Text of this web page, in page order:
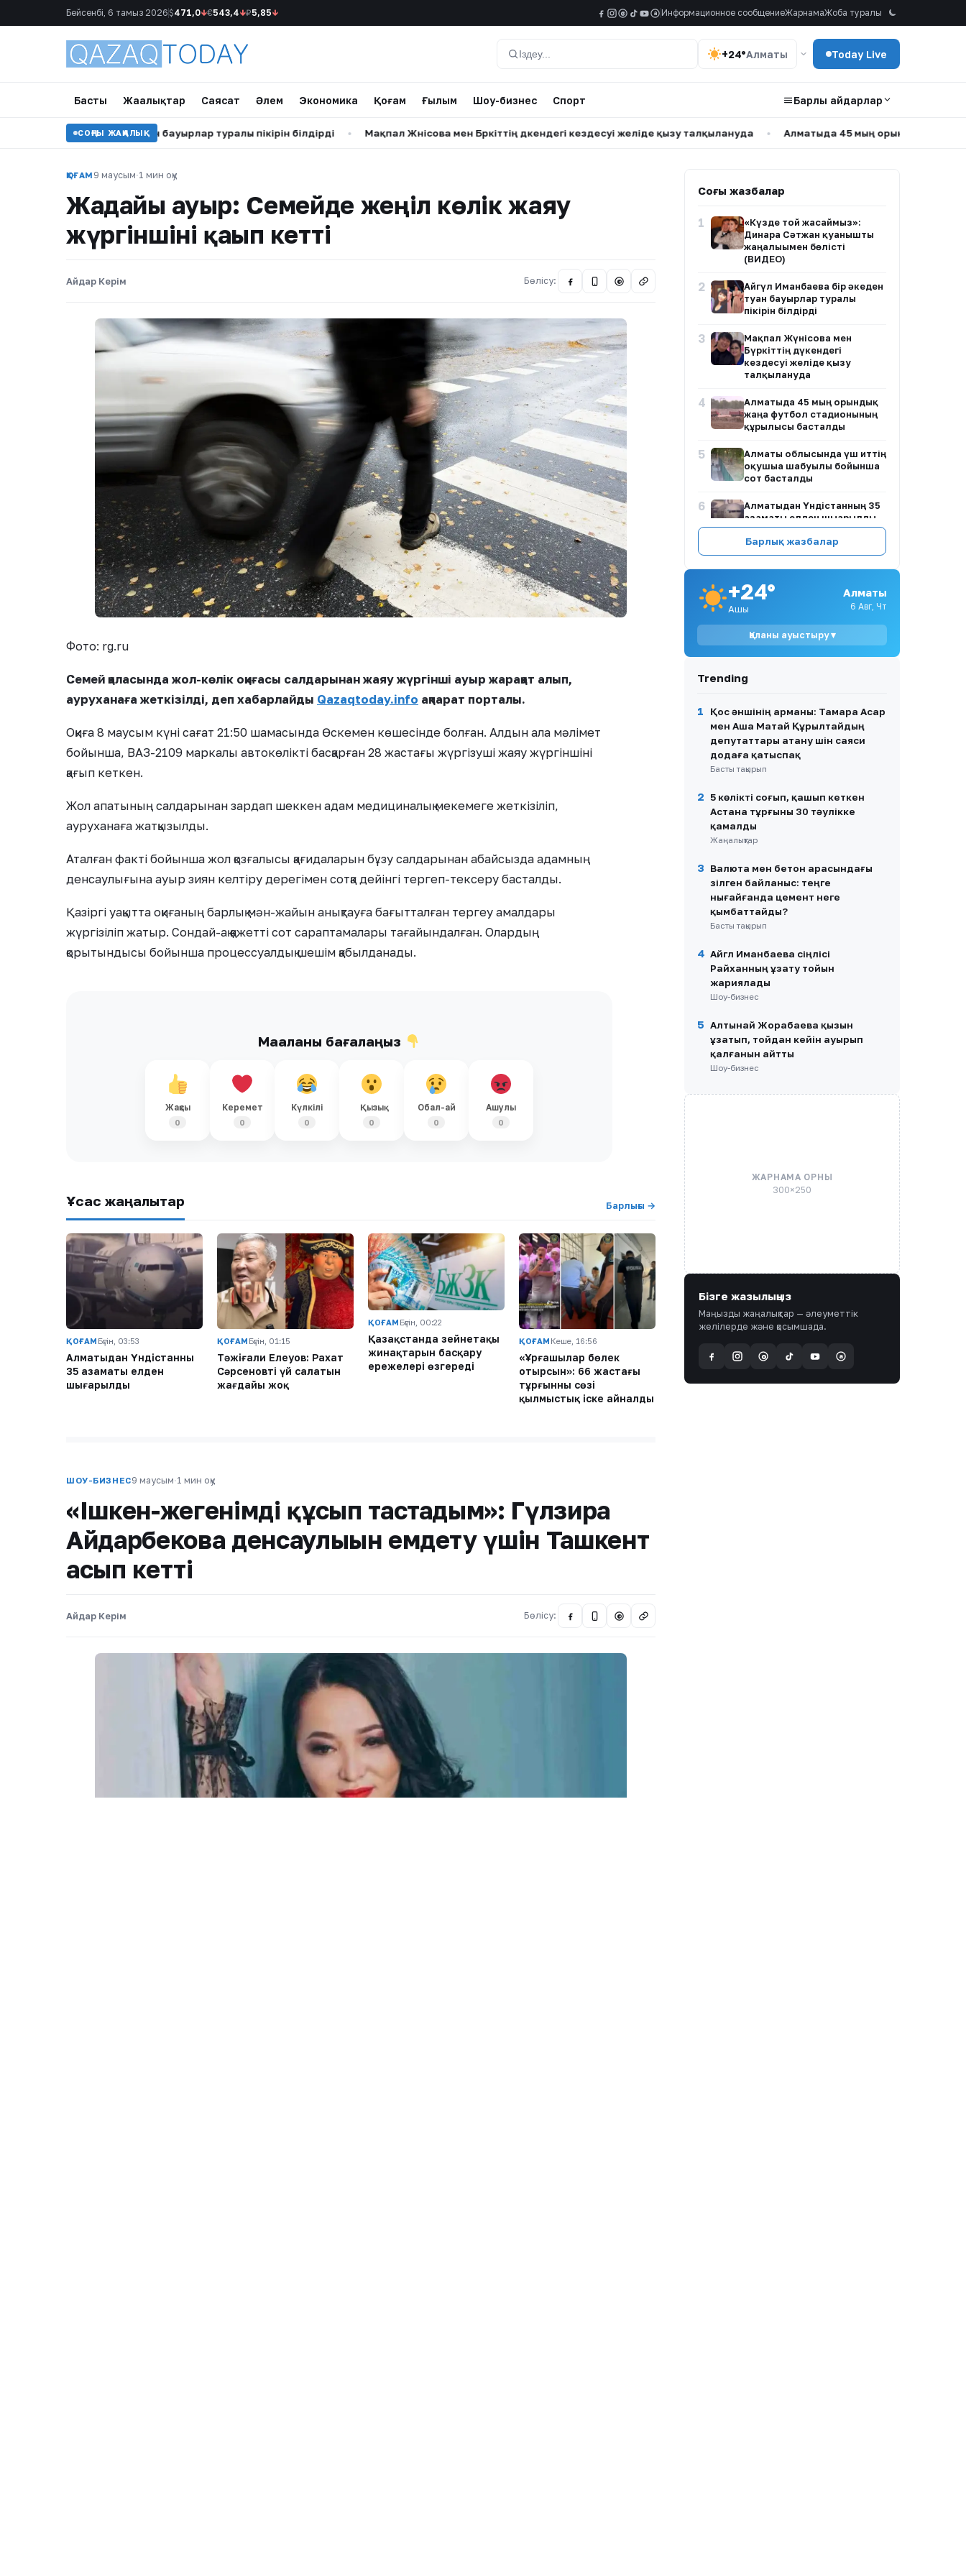
Бейсенбі, 6 тамыз 2026 $471,0↓€543,4↓₽5,85↓ @ a Информационное сообщениеЖарнамаЖоба туралы
Іздеу
+24°Алматы Today Live
Басты Жаңалықтар Саясат Әлем Экономика Қоғам Ғылым Шоу-бизнес Спорт Барлық айдарлар
СОҢҒЫ ЖАҢАЛЫҚ
бір әкеден туған бауырлар туралы пікірін білдірді • Мақпал Жүнісова мен Бүркіттің дүкендегі кездесуі желіде қызу талқылануда • Алматыда 45 мың орындық жаңа футбол
ҚОҒАМ 9 маусым·1 мин оқу
Жағдайы ауыр: Семейде жеңіл көлік жаяу
жүргіншіні қағып кетті
Айдар Керім Бөлісу: @
Фото: rg.ru
Семей қаласында жол-көлік оқиғасы салдарынан жаяу жүргінші ауыр жарақат алып,
ауруханаға жеткізілді, деп хабарлайды Qazaqtoday.info ақпарат порталы.
Оқиға 8 маусым күні сағат 21:50 шамасында Өскемен көшесінде болған. Алдын ала мәлімет
бойынша, ВАЗ-2109 маркалы автокөлікті басқарған 28 жастағы жүргізуші жаяу жүргіншіні
қағып кеткен.
Жол апатының салдарынан зардап шеккен адам медициналық мекемеге жеткізіліп,
ауруханаға жатқызылды.
Аталған факті бойынша жол қозғалысы қағидаларын бұзу салдарынан абайсызда адамның
денсаулығына ауыр зиян келтіру дерегімен сотқа дейінгі тергеп-тексеру басталды.
Қазіргі уақытта оқиғаның барлық мән-жайын анықтауға бағытталған тергеу амалдары
жүргізіліп жатыр. Сондай-ақ қажетті сот сараптамалары тағайындалған. Олардың
қорытындысы бойынша процессуалдық шешім қабылданады.
Мақаланы бағалаңыз
Жақсы
0
Керемет
0
Күлкілі
0
Қызық
0
Обал-ай
0
Ашулы
0
Ұқсас жаңалықтар Барлығы →
ҚОҒАМ Бүгін, 03:53
Алматыдан Үндістанның
35 азаматы елден
шығарылды
ҚОҒАМ Бүгін, 01:15
Тәжіғали Елеуов: Рахат
Сәрсеновтің үй салатын
жағдайы жоқ
ҚОҒАМ Бүгін, 00:22
Қазақстанда зейнетақы
жинақтарын басқару
ережелері өзгереді
ҚОҒАМ Кеше, 16:56
«Ұрғашылар бөлек
отырсын»: 66 жастағы
тұрғынның сөзі
қылмыстық іске айналды
ШОУ-БИЗНЕС9 маусым·1 мин оқу
«Ішкен-жегенімді құсып тастадым»: Гүлзира
Айдарбекова денсаулығын емдету үшін Ташкент
асып кетті
Айдар Керім Бөлісу: @
Соңғы жазбалар
1
«Күзде той жасаймыз»:
Динара Сәтжан қуанышты
жаңалығымен бөлісті
(ВИДЕО)
2
Айгүл Иманбаева бір әкеден
туған бауырлар туралы
пікірін білдірді
3
Мақпал Жүнісова мен
Бүркіттің дүкендегі
кездесуі желіде қызу
талқылануда
4
Алматыда 45 мың орындық
жаңа футбол стадионының
құрылысы басталды
5
Алматы облысында үш иттің
оқушыға шабуылы бойынша
сот басталды
6
Алматыдан Үндістанның 35
азаматы елден шығарылды
7
Мөлдір Әуелбекованың экс-
тарады
Сәрсеновтің үй салатын
жағдайы жоқ
жинақтарын басқару
10
Айгүл Иманбаева Алтынай
Жорабаеваның қызының
тойына неге бармағанын
түсіндірді
Барлық жазбалар
+24°
Ашық
Алматы
6 Авг, Чт
Қаланы ауыстыру ▾
Trending
1
Қос әншінің арманы: Тамара Асар
мен Аша Матай Құрылтайдың
депутаттары атану үшін саяси
додаға қатыспақ
Басты тақырып
2
5 көлікті соғып, қашып кеткен
Астана тұрғыны 30 тәулікке
қамалды
Жаңалықтар
3
Валюта мен бетон арасындағы
үзілген байланыс: теңге
нығайғанда цемент неге
қымбаттайды?
Басты тақырып
4 Айгүл Иманбаева сіңлісі
Райханның ұзату тойын
жариялады
Шоу-бизнес
5 Алтынай Жорабаева қызын
ұзатып, тойдан кейін ауырып
қалғанын айтты
Шоу-бизнес
ЖАРНАМА ОРНЫ
300×250
Бізге жазылыңыз
Маңызды жаңалықтар — әлеуметтік
желілерде және қосымшада.
@ a